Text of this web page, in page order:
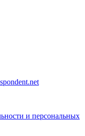
и персональных